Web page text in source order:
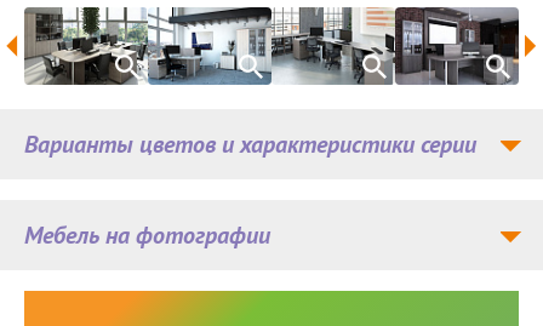
Мебель на фотографии
Варианты цветов и характеристики серии